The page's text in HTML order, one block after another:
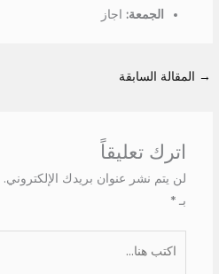
الجمعة: اجاز
→ المقالة السابقة
اترك تعليقاً
لن يتم نشر عنوان بريدك الإلكتروني.
بـ *